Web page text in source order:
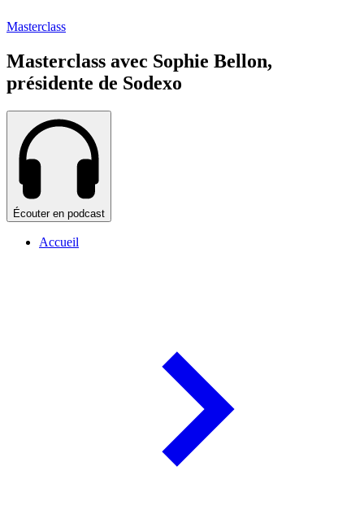
Masterclass
Masterclass avec Sophie Bellon,
présidente de Sodexo
Écouter en podcast
Accueil